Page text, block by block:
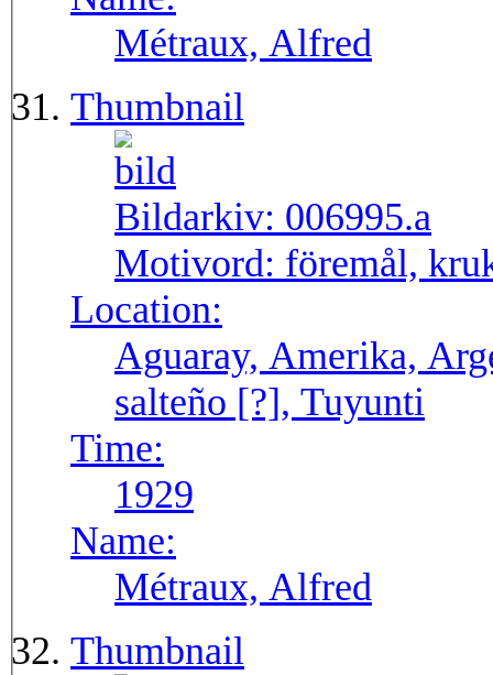
Métraux, Alfred
Thumbnail
Bildarkiv: 006995.a
Motivord: föremål,
Location:
Aguaray, Amerika,
salteño [?], Tuyunti
Time:
1929
Name:
Métraux, Alfred
Thumbnail